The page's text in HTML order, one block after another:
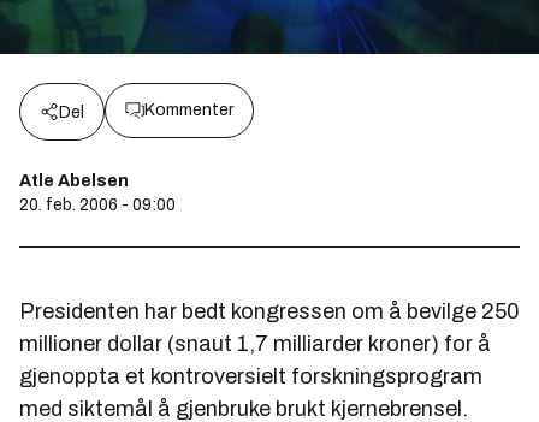
Del Kommenter
Atle Abelsen
20. feb. 2006 - 09:00
Presidenten har bedt kongressen om å bevilge 250
millioner dollar (snaut 1,7 milliarder kroner) for å
gjenoppta et kontroversielt forskningsprogram
med siktemål å gjenbruke brukt kjernebrensel.